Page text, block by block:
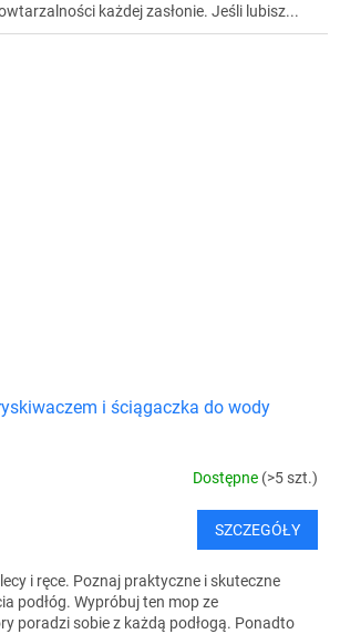
każdej zasłonie. Jeśli lubisz...
i ściągaczka do wody
Dostępne (>5 szt.)
SZCZEGÓŁY
i ręce. Poznaj praktyczne i skuteczne
podłóg. Wypróbuj ten mop ze
poradzi sobie z każdą podłogą. Ponadto